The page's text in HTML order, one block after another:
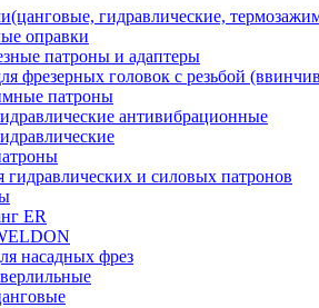
гидравлические,
оправки
патроны и адаптеры
фрезерных головок с резьбой
патроны
антивибрационные
гидравлических и силовых патронов
ER
насадных фрез